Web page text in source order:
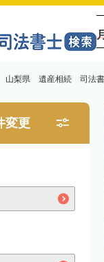
山梨県 遺産相続 司法
変更